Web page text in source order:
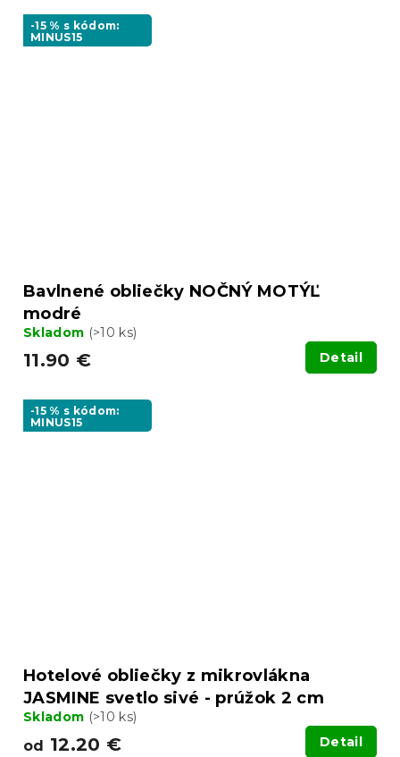
-15 % s kódom:
MINUS15
Bavlnené obliečky NOČNÝ MOTÝĽ
modré
Skladom (>10 ks)
11.90 € Detail
-15 % s kódom:
MINUS15
Hotelové obliečky z mikrovlákna
JASMINE svetlo sivé - prúžok 2 cm
Skladom (>10 ks)
od 12.20 € Detail